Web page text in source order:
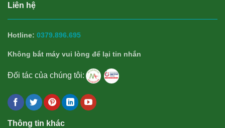
Liên hệ
Hotline: 0379.896.695
Không bắt máy vui lòng để lại tin nhắn
Đối tác của chúng tôi:
Thông tin khác